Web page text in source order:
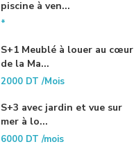
piscine à ven...
*
S+1 Meublé à louer au cœur
de la Ma...
2000 DT/Mois
S+3 avec jardin et vue sur
mer à lo...
6000 DT/mois